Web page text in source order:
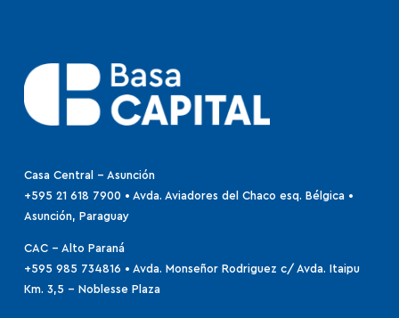
Casa Central - Asunción
+595 21 618 7900 • Avda. Aviadores del Chaco esq. Bélgica •
Asunción, Paraguay
CAC - Alto Paraná
+595 985 734816 • Avda. Monseñor Rodriguez c/ Avda. Itaipu
Km. 3,5 – Noblesse Plaza